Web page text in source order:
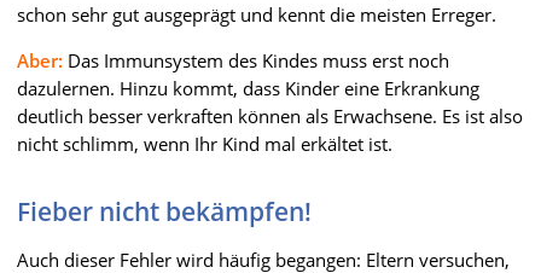
schon sehr gut ausgeprägt und kennt die meisten Erreger.
Aber: Das Immunsystem des Kindes muss erst noch
dazulernen. Hinzu kommt, dass Kinder eine Erkrankung
deutlich besser verkraften können als Erwachsene. Es ist also
nicht schlimm, wenn Ihr Kind mal erkältet ist.
Fieber nicht bekämpfen!
Auch dieser Fehler wird häufig begangen: Eltern versuchen,